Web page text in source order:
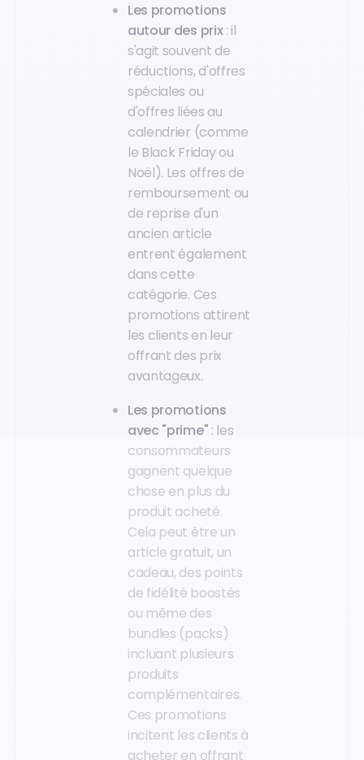
Les promotions
autour des prix: il
s'agit souvent de
réductions, d'offres
spéciales ou
d'offres liées au
calendrier (comme
le Black Friday ou
Noël). Les offres de
remboursement ou
de reprise d'un
ancien article
entrent également
dans cette
catégorie. Ces
promotions attirent
les clients en leur
offrant des prix
avantageux.
Les promotions
avec "prime" : les
consommateurs
gagnent quelque
chose en plus du
produit acheté.
Cela peut être un
article gratuit, un
cadeau, des points
de fidélité boostés
ou même des
bundles (packs)
incluant plusieurs
produits
complémentaires.
Ces promotions
incitent les clients à
acheter en offrant